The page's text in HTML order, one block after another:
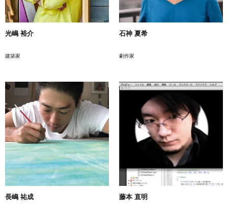
光嶋 裕介
建築家
石神 夏希
劇作家
長嶋 祐成 藤本 直明